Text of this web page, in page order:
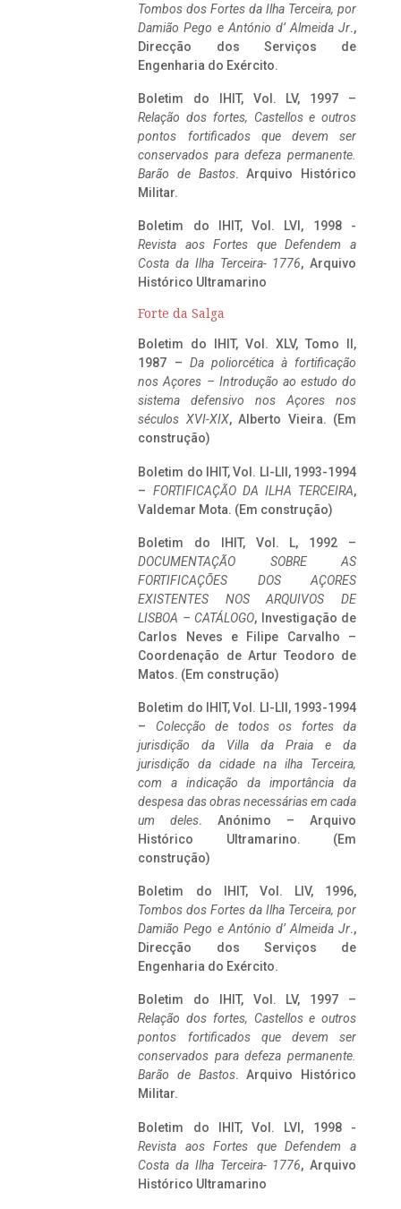
Tombos dos Fortes da Ilha Terceira, por
Damião Pego e António d’ Almeida Jr.,
Direcção dos Serviços de
Engenharia do Exército.
Boletim do IHIT, Vol. LV, 1997 –
Relação dos fortes, Castellos e outros
pontos fortificados que devem ser
conservados para defeza permanente.
Barão de Bastos. Arquivo Histórico
Militar.
Boletim do IHIT, Vol. LVI, 1998 -
Revista aos Fortes que Defendem a
Costa da Ilha Terceira- 1776, Arquivo
Histórico Ultramarino
Forte da Salga
Boletim do IHIT, Vol. XLV, Tomo II,
1987 – Da poliorcética à fortificação
nos Açores – Introdução ao estudo do
sistema defensivo nos Açores nos
séculos XVI-XIX, Alberto Vieira. (Em
construção)
Boletim do IHIT, Vol. LI-LII, 1993-1994
– FORTIFICAÇÃO DA ILHA TERCEIRA,
Valdemar Mota. (Em construção)
Boletim do IHIT, Vol. L, 1992 –
DOCUMENTAÇÃO SOBRE AS
FORTIFICAÇÕES DOS AÇORES
EXISTENTES NOS ARQUIVOS DE
LISBOA – CATÁLOGO, Investigação de
Carlos Neves e Filipe Carvalho –
Coordenação de Artur Teodoro de
Matos. (Em construção)
Boletim do IHIT, Vol. LI-LII, 1993-1994
– Colecção de todos os fortes da
jurisdição da Villa da Praia e da
jurisdição da cidade na ilha Terceira,
com a indicação da importância da
despesa das obras necessárias em cada
um deles. Anónimo – Arquivo
Histórico Ultramarino. (Em
construção)
Boletim do IHIT, Vol. LIV, 1996,
Tombos dos Fortes da Ilha Terceira, por
Damião Pego e António d’ Almeida Jr.,
Direcção dos Serviços de
Engenharia do Exército.
Boletim do IHIT, Vol. LV, 1997 –
Relação dos fortes, Castellos e outros
pontos fortificados que devem ser
conservados para defeza permanente.
Barão de Bastos. Arquivo Histórico
Militar.
Boletim do IHIT, Vol. LVI, 1998 -
Revista aos Fortes que Defendem a
Costa da Ilha Terceira- 1776, Arquivo
Histórico Ultramarino